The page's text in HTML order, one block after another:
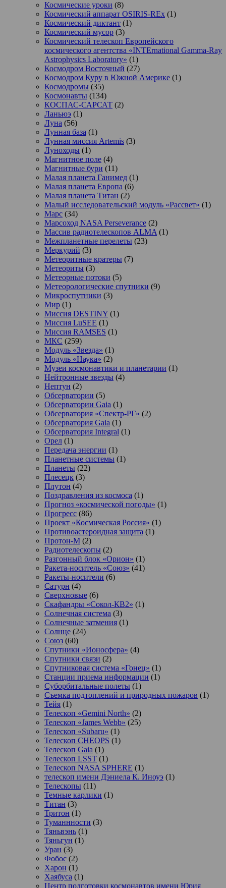
Космические уроки (8)
Космический аппарат OSIRIS-REx (1)
Космический диктант (1)
Космический мусор (3)
Космический телескоп Европейского
космического агентства «INTErnational Gamma-Ray
Astrophysics Laboratory» (1)
Космодром Восточный (27)
Космодром Куру в Южной Америке (1)
Космодромы (35)
Космонавты (134)
КОСПАС-САРСАТ (2)
Ланьюэ (1)
Луна (56)
Лунная база (1)
Лунная миссия Artemis (3)
Луноходы (1)
Магнитное поле (4)
Магнитные бури (11)
Малая планета Ганимед (1)
Малая планета Европа (6)
Малая планета Титан (2)
Малый исследовательский модуль «Рассвет» (1)
Марс (34)
Марсоход NASA Perseverance (2)
Массив радиотелескопов ALMA (1)
Межпланетные перелеты (23)
Меркурий (3)
Метеоритные кратеры (7)
Метеориты (3)
Метеорные потоки (5)
Метеорологические спутники (9)
Микроспутники (3)
Мир (1)
Миссия DESTINY (1)
Миссия LuSEE (1)
Миссия RAMSES (1)
МКС (259)
Модуль «Звезда» (1)
Модуль «Наука» (2)
Музеи космонавтики и планетарии (1)
Нейтронные звезды (4)
Нептун (2)
Обсерватории (5)
Обсерватории Gaia (1)
Обсерватория «Спектр-РГ» (2)
Обсерватория Gaia (1)
Обсерватория Integral (1)
Орел (1)
Передача энергии (1)
Планетные системы (1)
Планеты (22)
Плесецк (3)
Плутон (4)
Поздравления из космоса (1)
Прогноз «космической погоды» (1)
Прогресс (86)
Проект «Космическая Россия» (1)
Противоастероидная защита (1)
Протон-М (2)
Радиотелескопы (2)
Разгонный блок «Орион» (1)
Ракета-носитель «Союз» (41)
Ракеты-носители (6)
Сатурн (4)
Сверхновые (6)
Скафандры «Сокол-КВ2» (1)
Солнечная система (3)
Солнечные затмения (1)
Солнце (24)
Союз (60)
Спутники «Ионосфера» (4)
Спутники связи (2)
Спутниковая система «Гонец» (1)
Станции приема информации (1)
Суборбитальные полеты (1)
Съемка подтоплений и природных пожаров (1)
Тейя (1)
Телескоп «Gemini North» (2)
Телескоп «James Webb» (25)
Телескоп «Subaru» (1)
Телескоп CHEOPS (1)
Телескоп Gaia (1)
Телескоп LSST (1)
Телескоп NASA SPHERE (1)
телескоп имени Дэниела К. Иноуэ (1)
Телескопы (11)
Темные карлики (1)
Титан (3)
Тритон (1)
Туманнности (3)
Тяньвэнь (1)
Тяньгун (1)
Уран (3)
Фобос (2)
Харон (1)
Хаябуса (1)
Центр подготовки космонавтов имени Юрия